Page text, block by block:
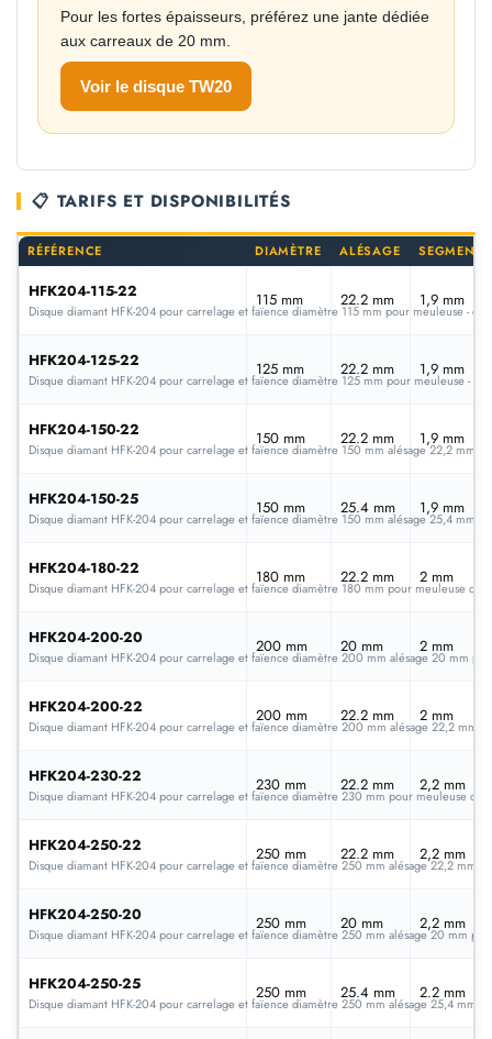
Pour les fortes épaisseurs, préférez une jante dédiée
aux carreaux de 20 mm.
Voir le disque TW20
📋 TARIFS ET DISPONIBILITÉS
RÉFÉRENCE DIAMÈTRE ALÉSAGE SEGMENT
HFK204-115-22
Disque diamant HFK-204 pour carrelage et faïence diamètre 115 mm pour meuleuse -
115 mm 22.2 mm 1,9 mm
HFK204-125-22
Disque diamant HFK-204 pour carrelage et faïence diamètre 125 mm pour meuleuse -
125 mm 22.2 mm 1,9 mm
HFK204-150-22
Disque diamant HFK-204 pour carrelage et faïence diamètre 150 mm alésage 22,2 mm
150 mm 22.2 mm 1,9 mm
HFK204-150-25
Disque diamant HFK-204 pour carrelage et faïence diamètre 150 mm alésage 25,4 mm
150 mm 25.4 mm 1,9 mm
HFK204-180-22
Disque diamant HFK-204 pour carrelage et faïence diamètre 180 mm pour meuleuse ou
180 mm 22.2 mm 2 mm
HFK204-200-20
Disque diamant HFK-204 pour carrelage et faïence diamètre 200 mm alésage 20 mm
200 mm 20 mm 2 mm
HFK204-200-22
Disque diamant HFK-204 pour carrelage et faïence diamètre 200 mm alésage 22,2 mm
200 mm 22.2 mm 2 mm
HFK204-230-22
Disque diamant HFK-204 pour carrelage et faïence diamètre 230 mm pour meuleuse ou
230 mm 22.2 mm 2,2 mm
HFK204-250-22
Disque diamant HFK-204 pour carrelage et faïence diamètre 250 mm alésage 22,2 mm
250 mm 22.2 mm 2,2 mm
HFK204-250-20
Disque diamant HFK-204 pour carrelage et faïence diamètre 250 mm alésage 20 mm
250 mm 20 mm 2,2 mm
HFK204-250-25
Disque diamant HFK-204 pour carrelage et faïence diamètre 250 mm alésage 25,4 mm
250 mm 25.4 mm 2.2 mm